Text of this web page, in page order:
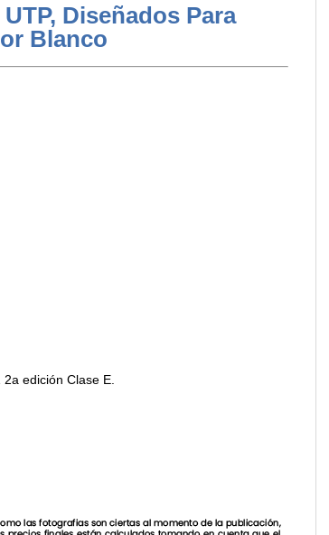
Diseñados Para
Blanco
edición Clase E.